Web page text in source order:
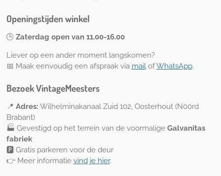
Openingstijden winkel
🕒 Zaterdag open van 11.00-16.00
Liever op een ander moment langskomen?
📅 Maak eenvoudig een afspraak via mailofWhatsApp.
Bezoek VintageMeesters
📍 Adres: Wilhelminakanaal Zuid 102, Oosterhout (N00rd
Brabant)
🏭 Gevestigd op het terrein van de voormalige Galvanitas
fabriek
🅿️ Gratis parkeren voor de deur
👉 Meer informatie vind je hier.